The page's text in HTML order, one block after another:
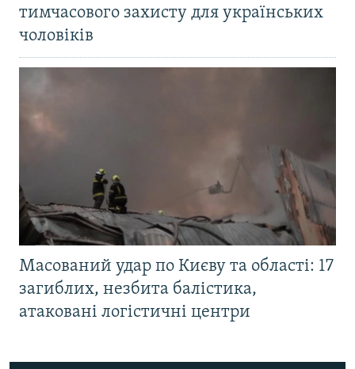
тимчасового захисту для українських
чоловіків
Масований удар по Києву та області: 17
загиблих, незбита балістика,
атаковані логістичні центри